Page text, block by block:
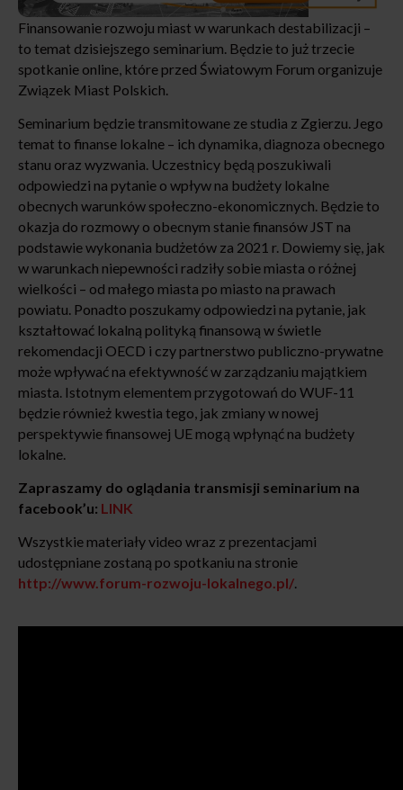
Finansowanie rozwoju miast w warunkach destabilizacji –
to temat dzisiejszego seminarium. Będzie to już trzecie
spotkanie online, które przed Światowym Forum organizuje
Związek Miast Polskich.
Seminarium będzie transmitowane ze studia z Zgierzu. Jego
temat to finanse lokalne – ich dynamika, diagnoza obecnego
stanu oraz wyzwania. Uczestnicy będą poszukiwali
odpowiedzi na pytanie o wpływ na budżety lokalne
obecnych warunków społeczno-ekonomicznych. Będzie to
okazja do rozmowy o obecnym stanie finansów JST na
podstawie wykonania budżetów za 2021 r. Dowiemy się, jak
w warunkach niepewności radziły sobie miasta o różnej
wielkości – od małego miasta po miasto na prawach
powiatu. Ponadto poszukamy odpowiedzi na pytanie, jak
kształtować lokalną polityką finansową w świetle
rekomendacji OECD i czy partnerstwo publiczno-prywatne
może wpływać na efektywność w zarządzaniu majątkiem
miasta. Istotnym elementem przygotowań do WUF-11
będzie również kwestia tego, jak zmiany w nowej
perspektywie finansowej UE mogą wpłynąć na budżety
lokalne.
Zapraszamy do oglądania transmisji seminarium na
facebook’u: LINK
Wszystkie materiały video wraz z prezentacjami
udostępniane zostaną po spotkaniu na stronie
http://www.forum-rozwoju-lokalnego.pl/.